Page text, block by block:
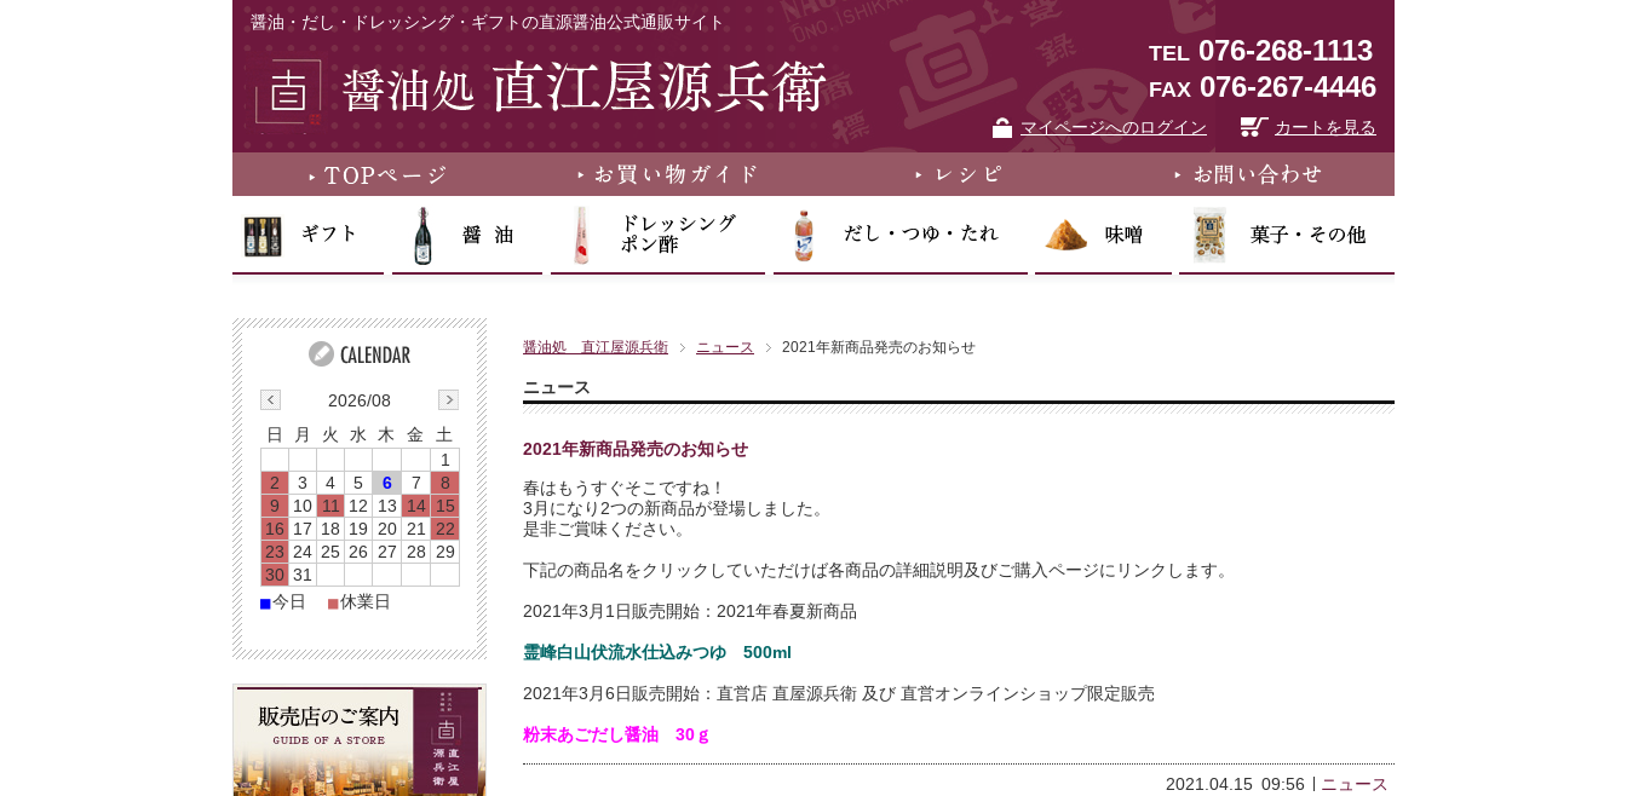
醤油・だし・ドレッシング・ギフトの直源醤油公式通販サイト
TEL 076-268-1113
FAX 076-267-4446
マイページへのログイン カートを見る
醤油処 直江屋源兵衛 ニュース 2021年新商品発売のお知らせ
ニュース
2021年新商品発売のお知らせ
春はもうすぐそこですね！
3月になり2つの新商品が登場しました。
是非ご賞味ください。
下記の商品名をクリックしていただけば各商品の詳細説明及びご購入ページにリンクします。
2021年3月1日販売開始：2021年春夏新商品
霊峰白山伏流水仕込みつゆ 500ml
2021年3月6日販売開始：直営店 直屋源兵衛 及び 直営オンラインショップ限定販売
粉末あごだし醤油 30ｇ
2021.04.15 09:56 ニュース
2026/08
日
月 火 水 木 金
土
1
2
3 4 5 6 7
8
9
10 11 12 13 14 15
16 17 18 19 20 21
22
23 24 25 26 27 28
29
30 31
■今日 ■休業日